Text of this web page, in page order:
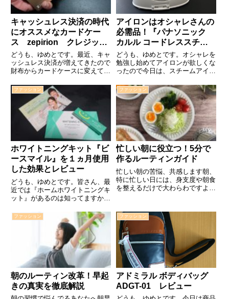
キャッシュレス決済の時代
にオススメなカードケー
ス zepirion クレジット
カードケース レビュー
どうも、ゆめとです。最近、キャ
ッシュレス決済が増えてきたので
財布からカードケースに変えてみ
ZEPIRION クレジットカードケ
ースクレジットカードケース ス
キミング防止 アルミ Zepirion
posted with...
アイロンはオシャレさんの
必需品！『パナソニック
カルル コードレススチー
ムアイロン』レビュー
どうも、ゆめとです。オシャレを
勉強し始めてアイロンが欲しくな
ったので今日は、スチームアイロ
コードレススチームアイロン
NI-WL405Panasonic カルル コー
ドレススチームアイロン ホワイ
ト NI-WL...
ファッション
ホワイトニングキット『ビ
ースマイル』を１ヵ月使用
した効果とレビュー
どうも、ゆめとです。皆さん、最
近では『ホームホワイトニングキ
ット』があるのは知ってますか？
したいと思います。『ビースマイ
ル』ホームホワイトニングキッ
ト ビースマイル ホワイトニング
キットタバコ ヤニ コーヒー ...
ファッション
忙しい朝に役立つ！5分で
作るルーティンガイド
忙しい朝の苦悩、共感します朝、
特に忙しい日には、身支度や朝食
を整えるだけで大わらわですよ
く。そんな経験、僕もたくさんし
てきました。このような状況での
ストレスは、本当に大変です。
少…
ファッション
朝のルーティン改革！早起
きの真実を徹底解説
ファッション
アドミラル ボディバッグ
ADGT-01 レビュー